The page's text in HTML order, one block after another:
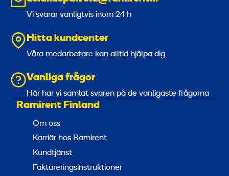
Vi svarar vanligtvis inom 24 h
Hitta kundcenter
Våra medarbetare kan alltid hjälpa dig
Vanliga frågor
Här har vi samlat svaren på de vanligaste frågorna
Ramirent Finland
Om oss
Karriär hos Ramirent
Kundtjänst
Faktureringsinstruktioner